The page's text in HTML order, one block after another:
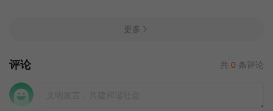
更多
评论 共 0 条评论